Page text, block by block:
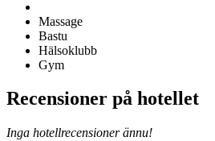
Massage
Bastu
Hälsoklubb
Gym
Recensioner på hotellet
Inga hotellrecensioner ännu!